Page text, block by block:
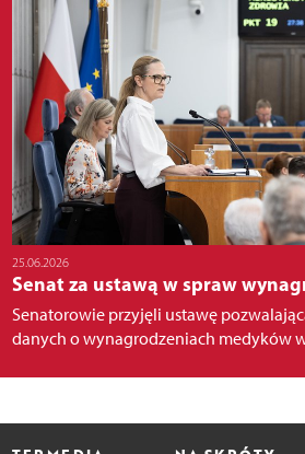
25.06.2026
Senat za ustawą w spraw
Senatorowie przyjęli ustawę
danych o wynagrodzeniach medyków